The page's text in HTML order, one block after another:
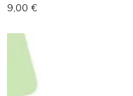
9,00 €